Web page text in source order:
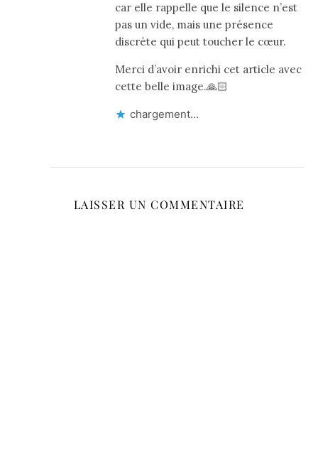
car elle rappelle que le silence n’est
pas un vide, mais une présence
discrète qui peut toucher le cœur.
Merci d’avoir enrichi cet article avec
cette belle image.🙏🏻
chargement…
LAISSER UN COMMENTAIRE